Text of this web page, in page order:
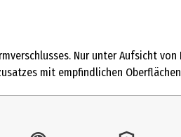
GLUTAMATE,
Nur unter Aufsicht von
mit empfindlichen